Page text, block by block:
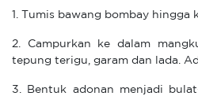
1. Tumis bawang bombay
2. Campurkan ke dalam
tepung terigu, garam dan lada.
3. Bentuk adonan menjadi